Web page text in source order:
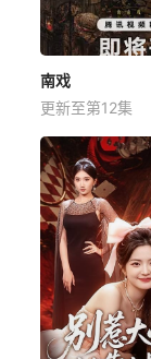
南戏
更新至第12集